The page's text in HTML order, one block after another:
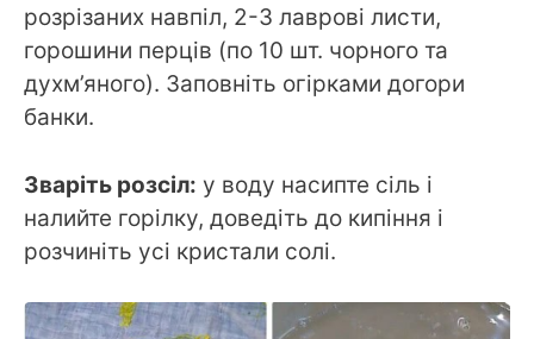
розрізаних навпіл, 2-3 лаврові листи,
горошини перців (по 10 шт. чорного та
духм’яного). Заповніть огірками догори
банки.
Зваріть розсіл: у воду насипте сіль і
налийте горілку, доведіть до кипіння і
розчиніть усі кристали солі.